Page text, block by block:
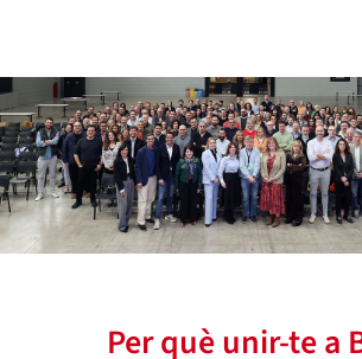
Per què unir-te a